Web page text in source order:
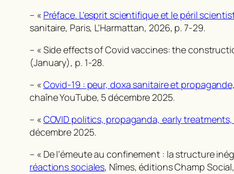
– « Préface. L’esprit scientifique et le péril
sanitaire, Paris, L’Harmattan, 2026, p. 7-29.
– « Side effects of Covid vaccines: the
(January), p. 1-28.
– « Covid-19 : peur, doxa sanitaire et
chaîne YouTube, 5 décembre 2025.
– « COVID politics, propaganda, early
décembre 2025.
– « De l’émeute au confinement : la structure
réactions sociales, Nîmes, éditions Champ